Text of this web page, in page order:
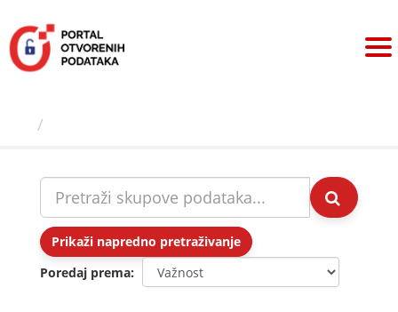
sadržaj
Prikaži napredno pretraživanje
Poredaj prema